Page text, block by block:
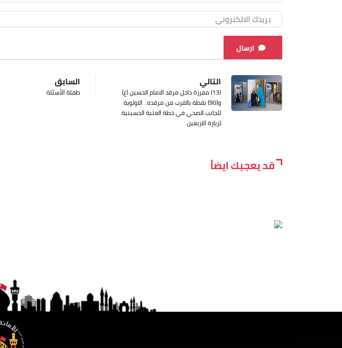
ارسال
السابق
طفلة الأسئلة
التالي
(13) مفرزة داخل مرقد الامام الحسين (ع)
و(90) نقطة بالقرب من مرقده.. الاولوية
للجانب الصحي في خطة العتبة الحسينية
لزيارة الاربعين
قد يعجبك ايضاً